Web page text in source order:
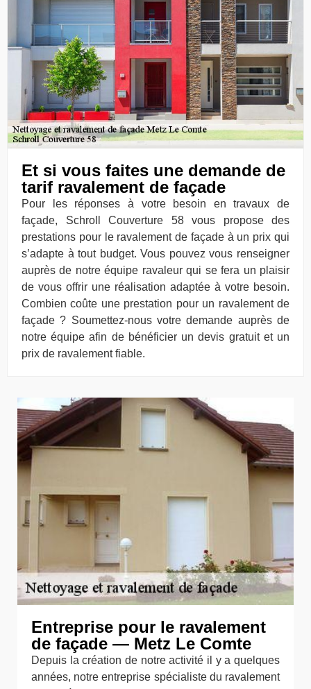
Et si vous faites une demande de
tarif ravalement de façade
Pour les réponses à votre besoin en travaux de
façade, Schroll Couverture 58 vous propose des
prestations pour le ravalement de façade à un prix qui
s’adapte à tout budget. Vous pouvez vous renseigner
auprès de notre équipe ravaleur qui se fera un plaisir
de vous offrir une réalisation adaptée à votre besoin.
Combien coûte une prestation pour un ravalement de
façade ? Soumettez-nous votre demande auprès de
notre équipe afin de bénéficier un devis gratuit et un
prix de ravalement fiable.
Entreprise pour le ravalement
de façade — Metz Le Comte
Depuis la création de notre activité il y a quelques
années, notre entreprise spécialiste du ravalement